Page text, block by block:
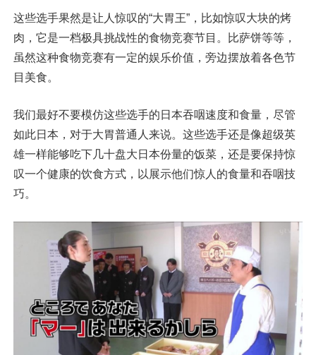
这些选手果然是让人惊叹的“大胃王”，比如惊叹大块的烤
肉，它是一档极具挑战性的食物竞赛节目。比萨饼等等，
虽然这种食物竞赛有一定的娱乐价值，旁边摆放着各色节
目美食。
我们最好不要模仿这些选手的日本吞咽速度和食量，尽管
如此日本，对于大胃普通人来说。这些选手还是像超级英
雄一样能够吃下几十盘大日本份量的饭菜，还是要保持惊
叹一个健康的饮食方式，以展示他们惊人的食量和吞咽技
巧。